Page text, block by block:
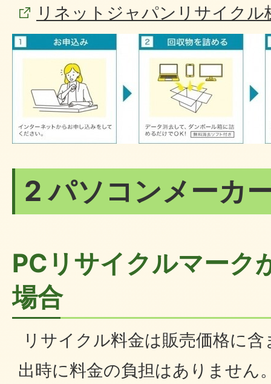
リネットジャパンリサイクル
2 パソコンメーカ
PCリサイクルマーク
場合
リサイクル料金は販売価格に
出時に料金の負担はありません